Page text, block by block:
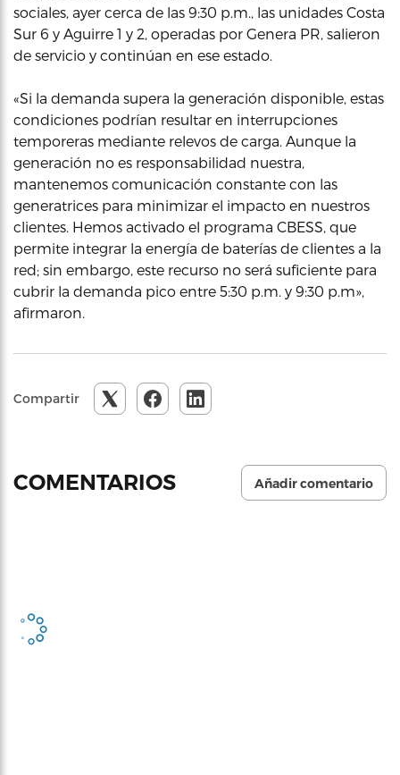
sociales, ayer cerca de las 9:30 p.m., las unidades Costa
Sur 6 y Aguirre 1 y 2, operadas por Genera PR, salieron
de servicio y continúan en ese estado.
«Si la demanda supera la generación disponible, estas
condiciones podrían resultar en interrupciones
temporeras mediante relevos de carga. Aunque la
generación no es responsabilidad nuestra,
mantenemos comunicación constante con las
generatrices para minimizar el impacto en nuestros
clientes. Hemos activado el programa CBESS, que
permite integrar la energía de baterías de clientes a la
red; sin embargo, este recurso no será suficiente para
cubrir la demanda pico entre 5:30 p.m. y 9:30 p.m»,
afirmaron.
Compartir
COMENTARIOS Añadir comentario